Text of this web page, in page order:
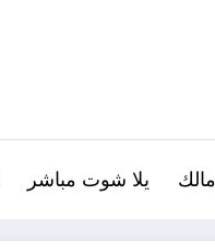
يلا شوت مباشر